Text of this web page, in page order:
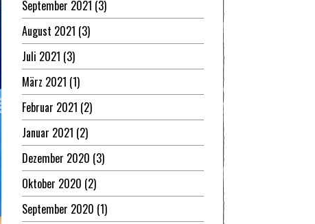
September 2021 (3)
August 2021 (3)
Juli 2021 (3)
März 2021 (1)
Februar 2021 (2)
Januar 2021 (2)
Dezember 2020 (3)
Oktober 2020 (2)
September 2020 (1)